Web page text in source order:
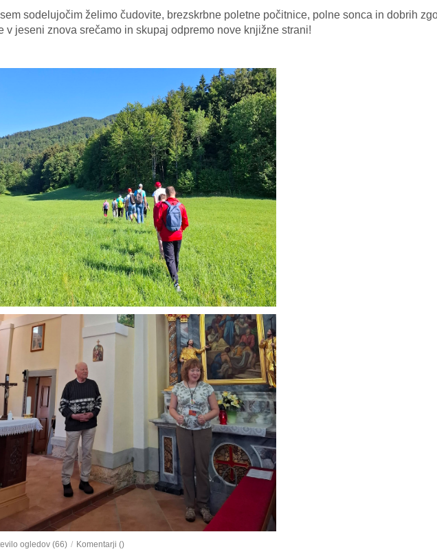
sodelujočim želimo čudovite, brezskrbne poletne počitnice, polne sonca in dobrih
v jeseni znova srečamo in skupaj odpremo nove knjižne strani!
ogledov (66) / Komentarji ()